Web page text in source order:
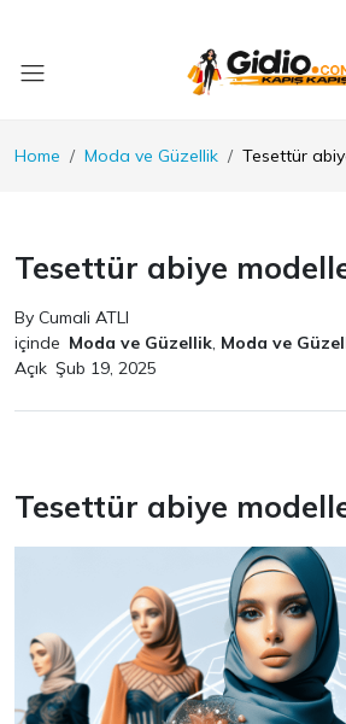
Home Moda ve Güzellik Tesettür
Tesettür abiye
By Cumali ATLI
içinde Moda ve Güzellik, Moda ve
Açık Şub 19, 2025
Tesettür abiye